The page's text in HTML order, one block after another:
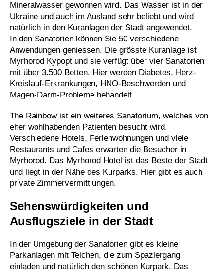
Mineralwasser gewonnen wird. Das Wasser ist in der
Ukraine und auch im Ausland sehr beliebt und wird
natürlich in den Kuranlagen der Stadt angewendet.
In den Sanatorien können Sie 50 verschiedene
Anwendungen geniessen. Die grösste Kuranlage ist
Myrhorod Kypopt und sie verfügt über vier Sanatorien
mit über 3.500 Betten. Hier werden Diabetes, Herz-
Kreislauf-Erkrankungen, HNO-Beschwerden und
Magen-Darm-Probleme behandelt.
The Rainbow ist ein weiteres Sanatorium, welches von
eher wohlhabenden Patienten besucht wird.
Verschiedene Hotels, Ferienwohnungen und viele
Restaurants und Cafes erwarten die Besucher in
Myrhorod. Das Myrhorod Hotel ist das Beste der Stadt
und liegt in der Nähe des Kurparks. Hier gibt es auch
private Zimmervermittlungen.
Sehenswürdigkeiten und
Ausflugsziele in der Stadt
In der Umgebung der Sanatorien gibt es kleine
Parkanlagen mit Teichen, die zum Spaziergang
einladen und natürlich den schönen Kurpark. Das